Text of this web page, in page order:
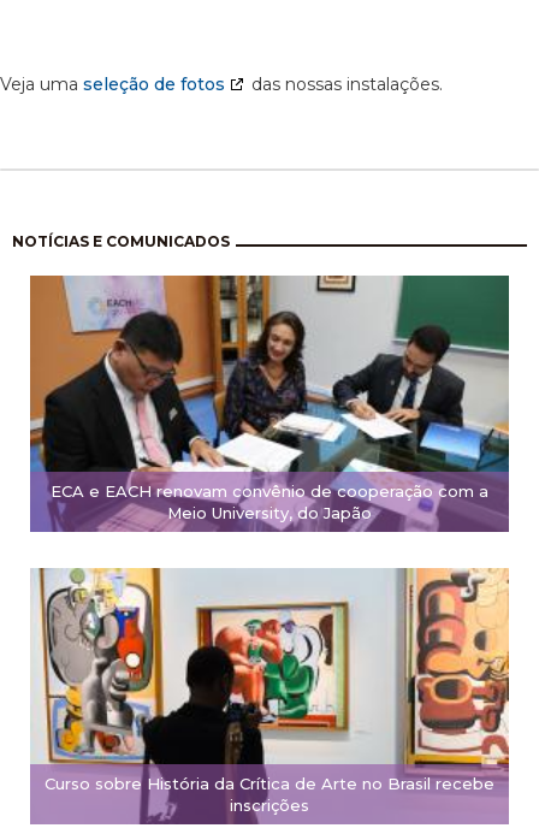
Veja uma seleção de fotos das nossas instalações.
NOTÍCIAS E COMUNICADOS
ECA e EACH renovam convênio de cooperação com a
Meio University, do Japão
Curso sobre História da Crítica de Arte no Brasil recebe
inscrições
Paginação